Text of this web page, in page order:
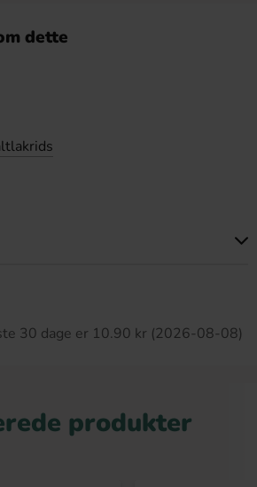
dette
30 dage er 10.90 kr (2026-08-08)
produkter